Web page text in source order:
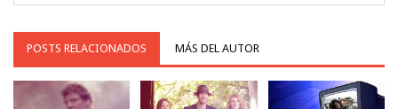
POSTS RELACIONADOS MÁS DEL AUTOR